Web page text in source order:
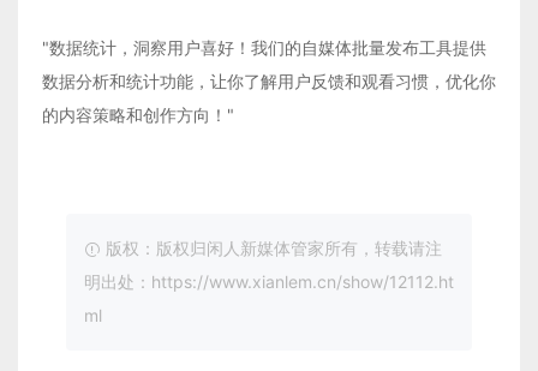
"数据统计，洞察用户喜好！我们的自媒体批量发布工具提供
数据分析和统计功能，让你了解用户反馈和观看习惯，优化你
的内容策略和创作方向！"
版权：版权归闲人新媒体管家所有，转载请注
明出处：https://www.xianlem.cn/show/12112.ht
ml